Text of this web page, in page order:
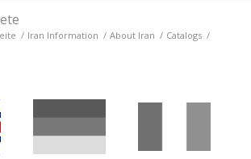
/ Iran Information / About Iran / Catalogs /